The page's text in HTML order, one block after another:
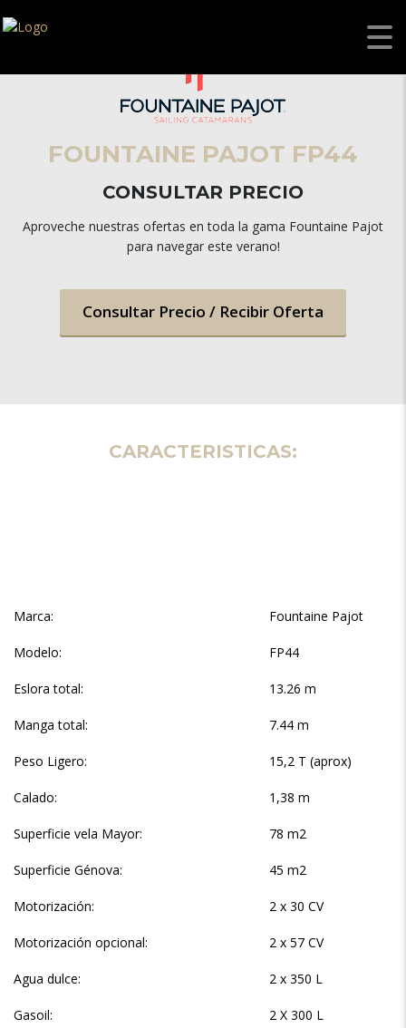
FOUNTAINE PAJOT FP44
CONSULTAR PRECIO
Aproveche nuestras ofertas en toda la gama Fountaine Pajot
para navegar este verano!
Consultar Precio / Recibir Oferta
CARACTERISTICAS:
Marca: Fountaine Pajot
Modelo: FP44
Eslora total: 13.26 m
Manga total: 7.44 m
Peso Ligero: 15,2 T (aprox)
Calado: 1,38 m
Superficie vela Mayor: 78 m2
Superficie Génova: 45 m2
Motorización: 2 x 30 CV
Motorización opcional: 2 x 57 CV
Agua dulce: 2 x 350 L
Gasoil: 2 X 300 L